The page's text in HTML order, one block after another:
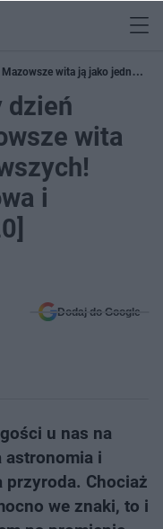
wita ją jako jedno z
2020]
dzień
wita
i
Dodaj do Google
u nas na
astronomia i
przyroda. Chociaż
we znaki, to i